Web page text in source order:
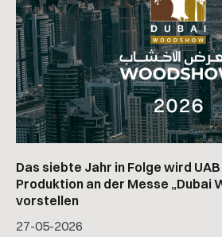
Das siebte Jahr in Folge wird
Produktion an der Messe „Dubai
vorstellen
27-05-2026